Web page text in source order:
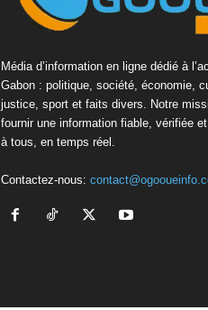
Média d’information en ligne dédié à
Gabon : politique, société, économie,
justice, sport et faits divers. Notre
fournir une information fiable, vérifiée
à tous, en temps réel.
Contactez-nous: